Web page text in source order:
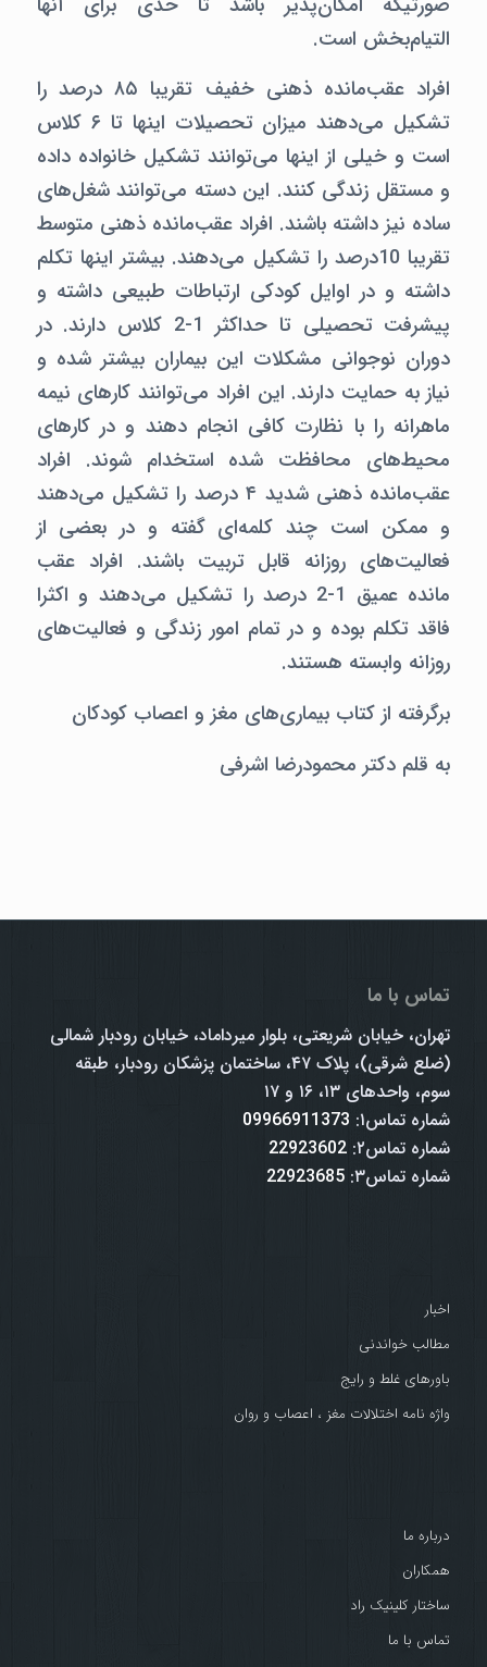
التیام‌بخش است.
افراد عقب‌مانده ذهنی خفیف تقریبا ۸۵ درصد را
تشکیل می‌دهند میزان تحصیلات اینها تا ۶ کلاس
است و خیلی از اینها می‌توانند تشکیل خانواده داده
و مستقل زندگی کنند. این دسته می‌توانند شغل‌های
ساده نیز داشته باشند. افراد عقب‌مانده ذهنی متوسط
تقریبا 10درصد را تشکیل می‌دهند. بیشتر اینها تکلم
داشته و در اوایل کودکی ارتباطات طبیعی داشته و
پیشرفت تحصیلی تا حداکثر 1-2 کلاس دارند. در
دوران نوجوانی مشکلات این بیماران بیشتر شده و
نیاز به حمایت دارند. این افراد می‌توانند کارهای نیمه
ماهرانه را با نظارت کافی انجام دهند و در کارهای
محیط‌های محافظت شده استخدام شوند. افراد
عقب‌مانده ذهنی شدید ۴ درصد را تشکیل می‌دهند
و ممکن است چند کلمه‌ای گفته و در بعضی از
فعالیت‌های روزانه قابل تربیت باشند. افراد عقب
مانده عمیق 1-2 درصد را تشکیل می‌دهند و اکثرا
فاقد تکلم بوده و در تمام امور زندگی و فعالیت‌های
روزانه وابسته هستند.
برگرفته از کتاب بیماری‌های مغز و اعصاب کودکان
به قلم دکتر محمودرضا اشرفی
تماس با ما
تهران، خیابان شریعتی، بلوار میرداماد، خیابان رودبار شمالی
(ضلع شرقی)، پلاک ۴۷، ساختمان پزشکان رودبار، طبقه
سوم، واحدهای ۱۳، ۱۶ و ۱۷
شماره تماس۱:
09966911373
شماره تماس۲:
22923602
شماره تماس۳:
22923685
اخبار
مطالب خواندنی
باورهای غلط و رایج
واژه نامه اختلالات مغز ، اعصاب و روان
درباره ما
همکاران
ساختار کلینیک راد
تماس با ما